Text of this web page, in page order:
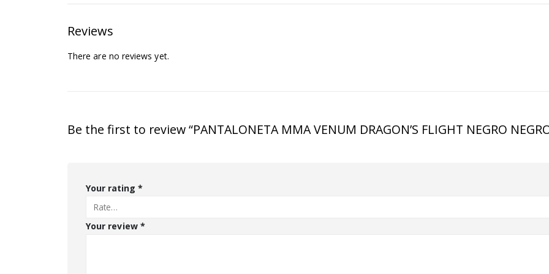
Reviews
There are no reviews yet.
Be the first to review “PANTALONETA MMA VENUM DRAGON’S FLIGHT NEGRO
Your rating *
Your review *